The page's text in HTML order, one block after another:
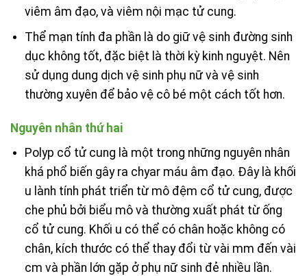
viêm âm đạo, và viêm nội mạc tử cung.
Thể mạn tính đa phần là do giữ vệ sinh đường sinh
dục không tốt, đặc biệt là thời kỳ kinh nguyệt. Nên
sử dụng dung dịch vệ sinh phụ nữ và vệ sinh
thường xuyên để bảo vệ cô bé một cách tốt hơn.
Nguyên nhân thứ hai
Polyp cổ tử cung là một trong những nguyên nhân
khá phổ biến gây ra chyar máu âm đạo. Đây là khối
u lành tính phát triển từ mô đệm cổ tử cung, được
che phủ bởi biểu mô và thường xuất phát từ ống
cổ tử cung. Khối u có thể có chân hoặc không có
chân, kích thước có thể thay đổi từ vài mm đến vài
cm và phần lớn gặp ở phụ nữ sinh đẻ nhiều lần.